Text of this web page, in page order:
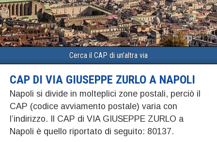
Cerca il CAP di un’altra via
CAP DI VIA GIUSEPPE ZURLO A NAPOLI
Napoli si divide in molteplici zone postali, perciò il
CAP (codice avviamento postale) varia con
l’indirizzo. Il CAP di VIA GIUSEPPE ZURLO a
Napoli è quello riportato di seguito: 80137.